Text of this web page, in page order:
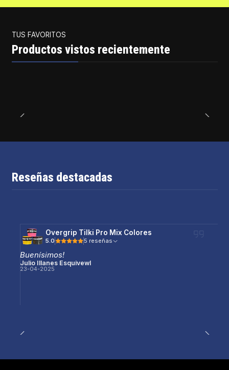
TUS FAVORITOS
Productos vistos recientemente
Reseñas destacadas
Overgrip Tilki Pro Mix Colores
5.0 5 reseñas
Buenísimos!
Julio Illanes Esquivewl
23-04-2025